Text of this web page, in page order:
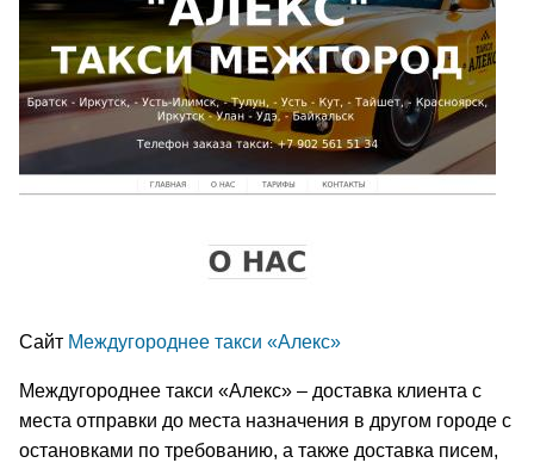
Сайт Междугороднее такси «Алекс»
Междугороднее такси «Алекс» – доставка клиента с
места отправки до места назначения в другом городе с
остановками по требованию, а также доставка писем,